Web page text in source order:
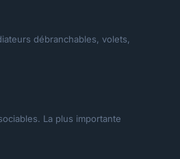
débranchables, volets,
La plus importante